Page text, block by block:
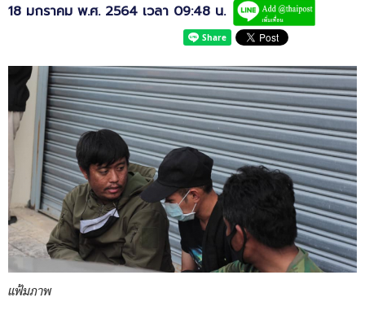
18 มกราคม พ.ศ. 2564 เวลา 09:48 น.
แฟ้มภาพ